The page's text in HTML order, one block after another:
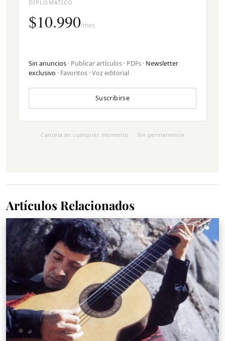
DIPLOMÁTICO
$10.990/mes
Sin anuncios · Publicar artículos · PDFs · Newsletter
exclusivo · Favoritos · Voz editorial
Suscribirse
Cancela en cualquier momento · Sin permanencia
Artículos Relacionados